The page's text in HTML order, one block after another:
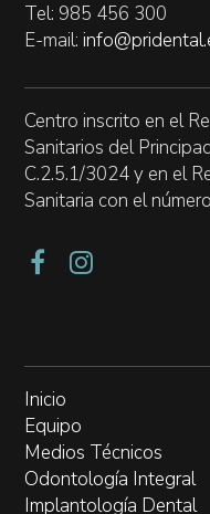
Tel: 985 456 300
E-mail:
Centro inscrito en el
Sanitarios del
C.2.5.1/3024 y en el
Sanitaria con el
Inicio
Equipo
Medios Técnicos
Odontología Integral
Implantología Dental